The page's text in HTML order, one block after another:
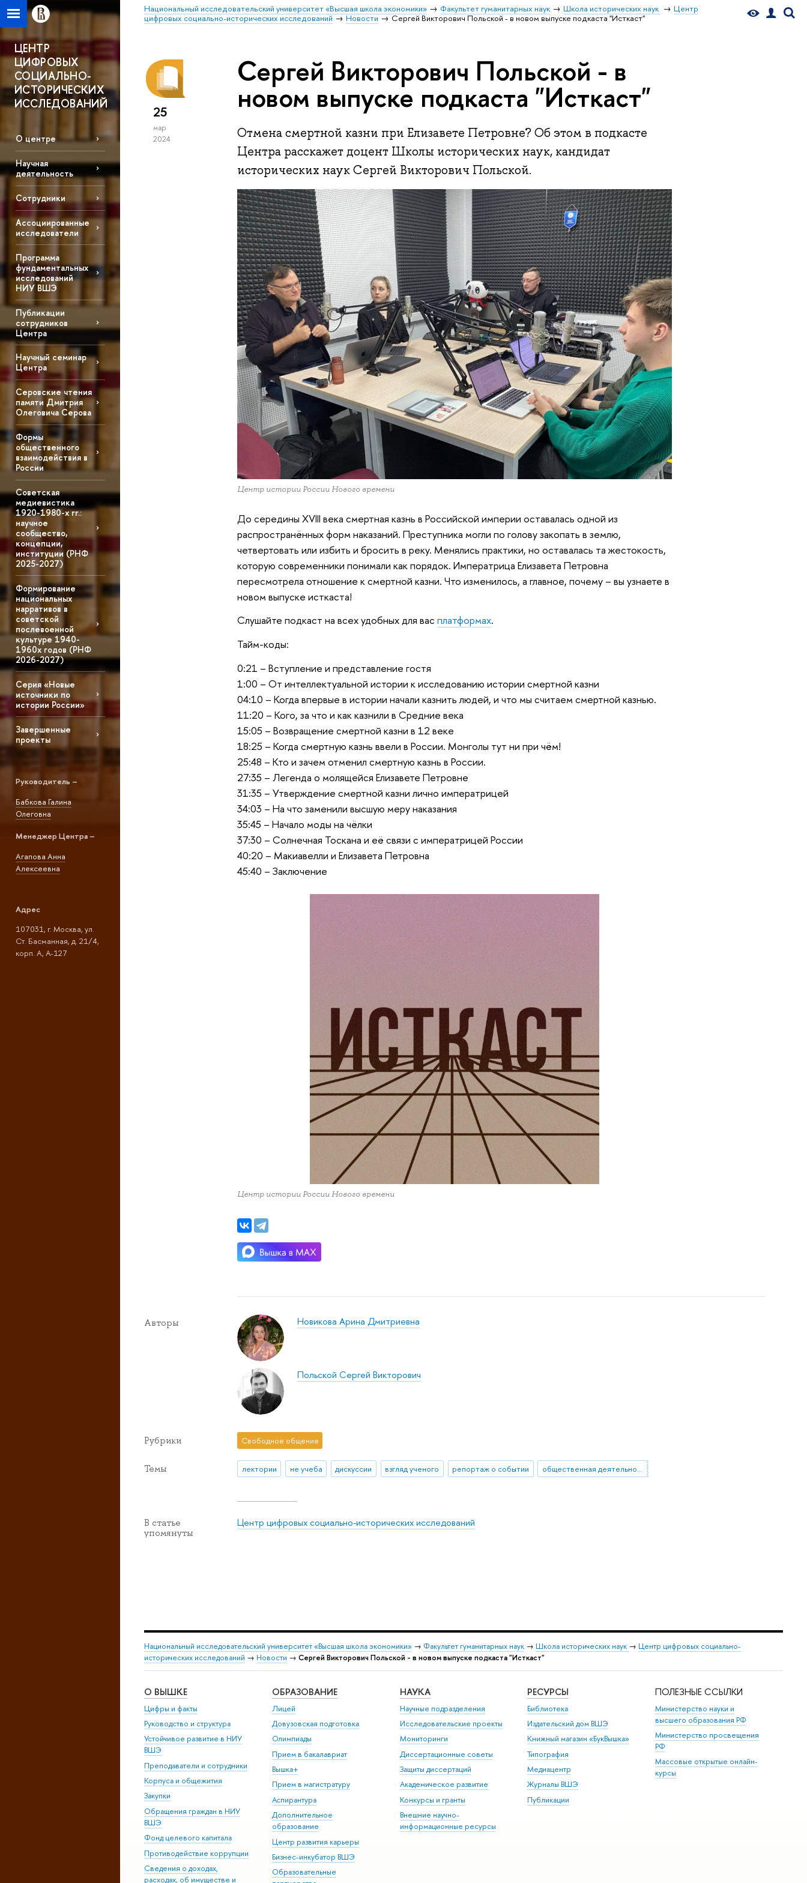
Национальный исследовательский университет «Высшая школа экономики» Факультет гуманитарных наук Школа исторических наук
Центр
цифровых социально-исторических исследований
Новости Сергей Викторович Польской - в новом выпуске подкаста "Исткаст"
ЦЕНТР
ЦИФРОВЫХ
СОЦИАЛЬНО-
ИСТОРИЧЕСКИХ
ИССЛЕДОВАНИЙ
О центре
Научная
деятельность
Сотрудники
Ассоциированные
исследователи
Программа
фундаментальных
исследований
НИУ ВШЭ
Публикации
сотрудников
Центра
Научный семинар
Центра
Серовские чтения
памяти Дмитрия
Олеговича Серова
Формы
общественного
взаимодействия в
России
Советская
медиевистика
1920-1980-х гг.:
научное
сообщество,
концепции,
институции (РНФ
2025-2027)
Формирование
национальных
нарративов в
советской
послевоенной
культуре 1940-
1960х годов (РНФ
2026-2027)
Серия «Новые
источники по
истории России»
Завершенные
проекты
Руководитель –
Бабкова Галина
Олеговна
Менеджер Центра –
Агапова Анна
Алексеевна
Адрес
107031, г. Москва, ул.
Ст. Басманная, д. 21/4,
корп. А, А-127
25
мар
2024
Сергей Викторович Польской - в
новом выпуске подкаста "Исткаст"
Отмена смертной казни при Елизавете Петровне? Об этом в подкасте
Центра расскажет доцент Школы исторических наук, кандидат
исторических наук Сергей Викторович Польской.
Центр истории России Нового времени
До середины XVIII века смертная казнь в Российской империи оставалась одной из
распространённых форм наказаний. Преступника могли по голову закопать в землю,
четвертовать или избить и бросить в реку. Менялись практики, но оставалась та жестокость,
которую современники понимали как порядок. Императрица Елизавета Петровна
пересмотрела отношение к смертной казни. Что изменилось, а главное, почему – вы узнаете в
новом выпуске исткаста!
Слушайте подкаст на всех удобных для васплатформах.
Тайм-коды:
0:21 – Вступление и представление гостя
1:00 – От интеллектуальной истории к исследованию истории смертной казни
04:10 – Когда впервые в истории начали казнить людей, и что мы считаем смертной казнью.
11:20 – Кого, за что и как казнили в Средние века
15:05 – Возвращение смертной казни в 12 веке
18:25 – Когда смертную казнь ввели в России. Монголы тут ни при чём!
25:48 – Кто и зачем отменил смертную казнь в России.
27:35 – Легенда о молящейся Елизавете Петровне
31:35 – Утверждение смертной казни лично императрицей
34:03 – На что заменили высшую меру наказания
35:45 – Начало моды на чёлки
37:30 – Солнечная Тоскана и её связи с императрицей России
40:20 – Макиавелли и Елизавета Петровна
45:40 – Заключение
Центр истории России Нового времени
Авторы Новикова Арина Дмитриевна
Польской Сергей Викторович
Рубрики Свободное общение
Темы лектории не учеба дискуссии взгляд ученого репортаж о событии общественная деятельность
В статье
упомянуты
Центр цифровых социально-исторических исследований
Национальный исследовательский университет «Высшая школа экономики» → Факультет гуманитарных наук → Школа исторических наук → Центр цифровых социально-
исторических исследований → Новости → Сергей Викторович Польской - в новом выпуске подкаста "Исткаст"
О ВЫШКЕ
Цифры и факты
Руководство и структура
Устойчивое развитие в НИУ
ВШЭ
Преподаватели и сотрудники
Корпуса и общежития
Закупки
Обращения граждан в НИУ
ВШЭ
Фонд целевого капитала
Противодействие коррупции
Сведения о доходах,
расходах, об имуществе и
ОБРАЗОВАНИЕ
Лицей
Довузовская подготовка
Олимпиады
Прием в бакалавриат
Вышка+
Прием в магистратуру
Аспирантура
Дополнительное
образование
Центр развития карьеры
Бизнес-инкубатор ВШЭ
Образовательные
НАУКА
Научные подразделения
Исследовательские проекты
Мониторинги
Диссертационные советы
Защиты диссертаций
Академическое развитие
Конкурсы и гранты
Внешние научно-
информационные ресурсы
РЕСУРСЫ
Библиотека
Издательский дом ВШЭ
Книжный магазин «БукВышка»
Типография
Медиацентр
Журналы ВШЭ
Публикации
ПОЛЕЗНЫЕ ССЫЛКИ
Министерство науки и
высшего образования РФ
Министерство просвещения
РФ
Массовые открытые онлайн-
курсы